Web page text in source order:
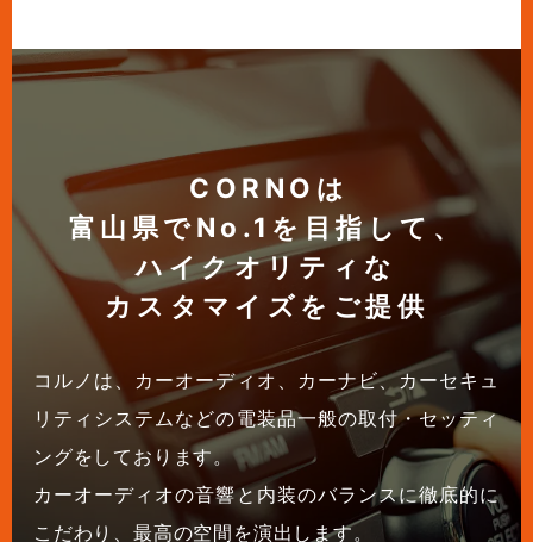
CORNOは
富山県でNo.1を目指して、
ハイクオリティな
カスタマイズをご提供
コルノは、カーオーディオ、カーナビ、カーセキュ
リティシステムなどの電装品一般の取付・セッティ
ングをしております。
カーオーディオの音響と内装のバランスに徹底的に
こだわり、最高の空間を演出します。